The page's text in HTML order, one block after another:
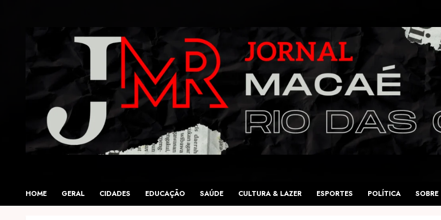
HOME GERAL CIDADES EDUCAÇÃO SAÚDE CULTURA & LAZER ESPORTES POLÍTICA